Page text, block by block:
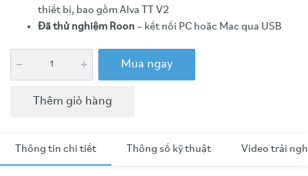
thiết bị, bao gồm Alva TT V2
Đã thử nghiệm Roon – kết nối PC hoặc Mac qua USB
Mua ngay
Thêm giỏ hàng
Thông tin chi tiết Thông số kỹ thuật Video trải